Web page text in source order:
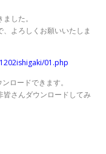
した。
よろしくお願いいたしま
01.php
ロードできます。
皆さんダウンロードしてみ